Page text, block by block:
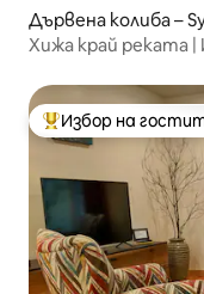
Дървена колиба –
Хижа край реката |
Най-популярен
Избор на